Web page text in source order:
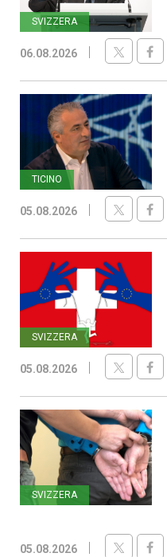
SVIZZERA
06.08.2026
TICINO
05.08.2026
SVIZZERA
05.08.2026
SVIZZERA
05.08.2026